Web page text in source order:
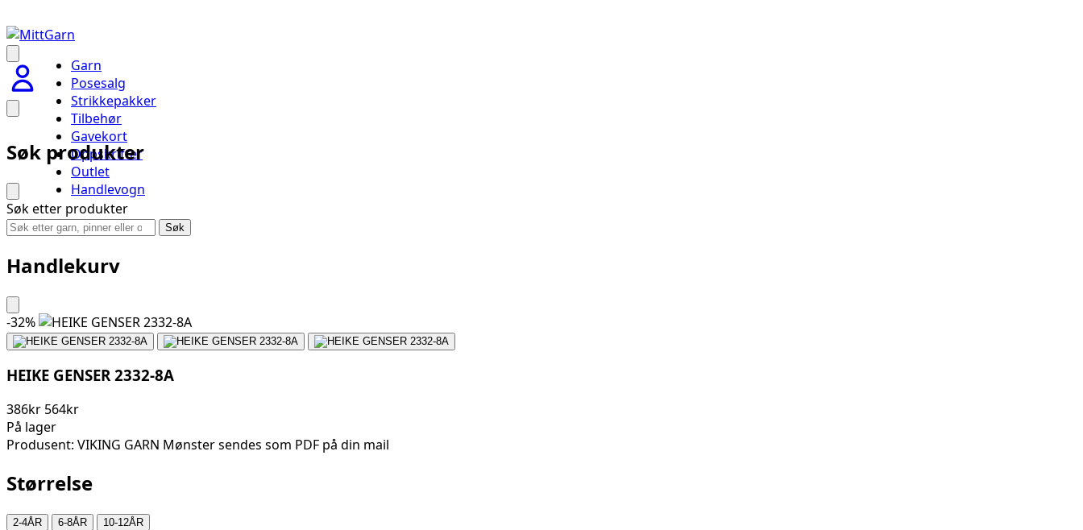
Garn
Posesalg
Strikkepakker
Tilbehør
Gavekort
Oppskrifter
Outlet
Handlevogn
Søk produkter
Søk etter produkter
Søk
Handlekurv
-32%
HEIKE GENSER 2332-8A
386kr 564kr
På lager
Produsent: VIKING GARN Mønster sendes som PDF på din mail
Størrelse
2-4ÅR 6-8ÅR 10-12ÅR